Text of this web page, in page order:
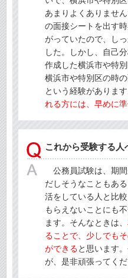
あまりよくありませ
の面接シートを出す
がっていたので、し
した。しかし、自己
作成した横浜市や特
横浜市や特別区の時
という経験があります
れる方には、早めに
これから受験する人
公務員試験は、期
だしそうなこともあ
活をしている人と比
もらえないことにも
ます。そんなときは、
ることで、少しでも
ができると思います
が、是非頑張ってくだ